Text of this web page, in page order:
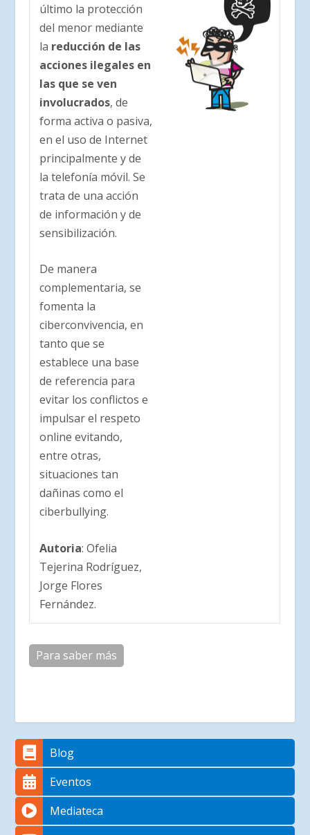
último la protección
del menor mediante
la reducción de las
acciones ilegales en
las que se ven
involucrados, de
forma activa o pasiva,
en el uso de Internet
principalmente y de
la telefonía móvil. Se
trata de una acción
de información y de
sensibilización.
De manera
complementaria, se
fomenta la
ciberconvivencia, en
tanto que se
establece una base
de referencia para
evitar los conflictos e
impulsar el respeto
online evitando,
entre otras,
situaciones tan
dañinas como el
ciberbullying.
Autoria: Ofelia
Tejerina Rodríguez,
Jorge Flores
Fernández.
Para saber más
Blog
Eventos
Mediateca